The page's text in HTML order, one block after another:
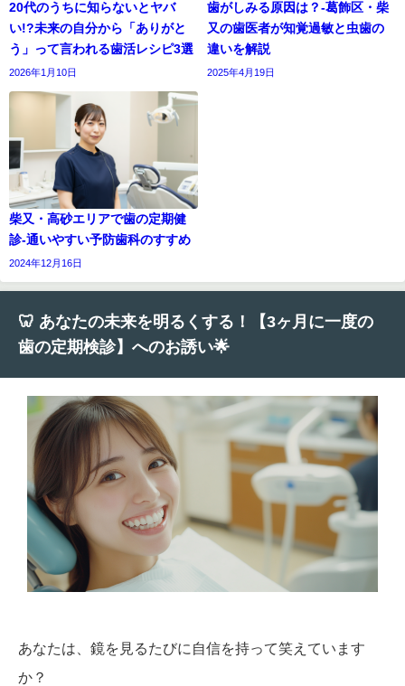
20代のうちに知らないとヤバ
い!?未来の自分から「ありがと
う」って言われる歯活レシピ3選
2026年1月10日
歯がしみる原因は？-葛飾区・柴
又の歯医者が知覚過敏と虫歯の
違いを解説
2025年4月19日
柴又・高砂エリアで歯の定期健
診-通いやすい予防歯科のすすめ
2024年12月16日
🦷 あなたの未来を明るくする！【3ヶ月に一度の
歯の定期検診】へのお誘い🌟
あなたは、鏡を見るたびに自信を持って笑えています
か？